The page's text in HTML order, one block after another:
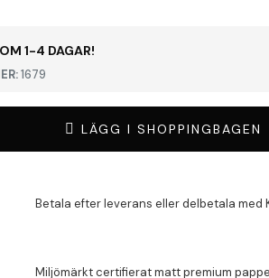
1-4 DAGAR!
1679
LÄGG I SHOPPINGBAGEN